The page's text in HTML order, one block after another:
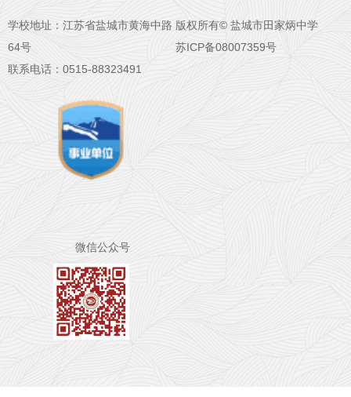
学校地址：江苏省盐城市黄海中路
64号
联系电话：0515-88323491
微信公众号
版权所有© 盐城市田家炳中学
苏ICP备08007359号